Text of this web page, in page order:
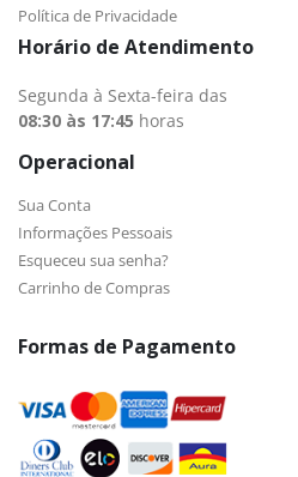
Política de Privacidade
Horário de Atendimento
Segunda à Sexta-feira das
08:30 às 17:45 horas
Operacional
Sua Conta
Informações Pessoais
Esqueceu sua senha?
Carrinho de Compras
Formas de Pagamento